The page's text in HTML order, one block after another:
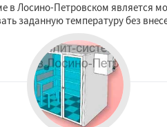
Работаем по
в Лосино-Петровском
заданную температуру без